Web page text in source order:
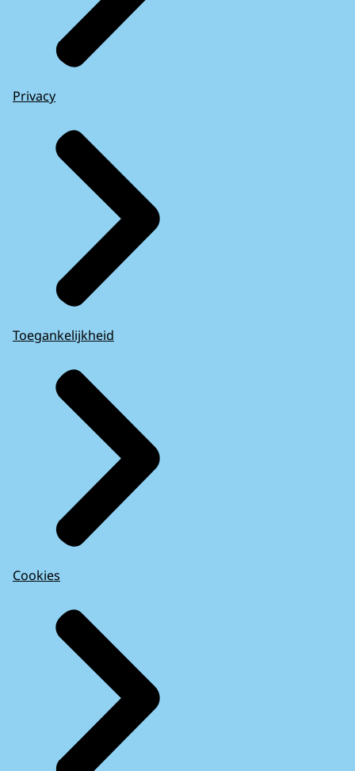
Privacy
Toegankelijkheid
Cookies